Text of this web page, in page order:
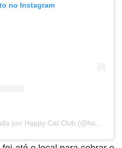
no Instagram